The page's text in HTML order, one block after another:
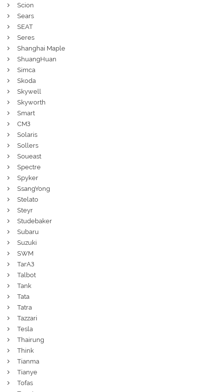
Scion
Sears
SEAT
Seres
Shanghai Maple
ShuangHuan
Simca
Skoda
Skywell
Skyworth
Smart
СМЗ
Solaris
Sollers
Soueast
Spectre
Spyker
SsangYong
Stelato
Steyr
Studebaker
Subaru
Suzuki
SWM
ТагАЗ
Talbot
Tank
Tata
Tatra
Tazzari
Tesla
Thairung
Think
Tianma
Tianye
Tofas